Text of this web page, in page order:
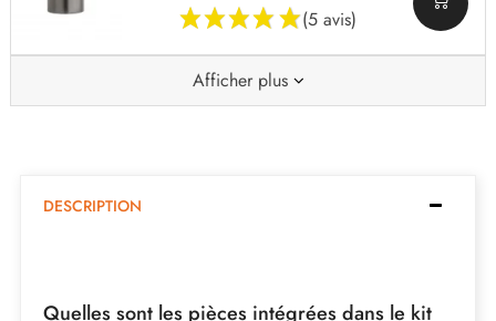
(5 avis)
Afficher plus
DESCRIPTION
Quelles sont les pièces intégrées dans le kit